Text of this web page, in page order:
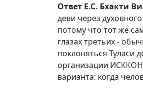
Ответ Е.С. Бхакти
деви через
потому что тот же
глазах третьих -
поклоняться Туласи
организации ИСККОН,
варианта: когда